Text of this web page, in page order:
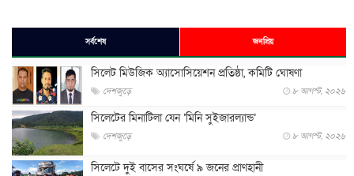
সর্বশেষ জনপ্রিয়
সিলেট মিউজিক অ্যাসোসিয়েশন প্রতিষ্ঠা, কমিটি ঘোষণা
দেশজুড়ে ৮ আগস্ট, ২০২৬
সিলেটের মিনাটিলা যেন ‘মিনি সুইজারল্যান্ড’
দেশজুড়ে ৮ আগস্ট, ২০২৬
সিলেটে দুই বাসের সংঘর্ষে ৯ জনের প্রাণহানী